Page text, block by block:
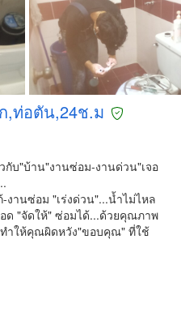
,ท่อตัน,24ช.ม
กับ"บ้าน"งานซ่อม-งานด่วน"เจอ
านซ่อม "เร่งด่วน"...น้ำไม่ไหล
ด "จัดให้" ซ่อมได้...ด้วยคุณภาพ
ำให้คุณผิดหวัง"ขอบคุณ" ที่ใช้